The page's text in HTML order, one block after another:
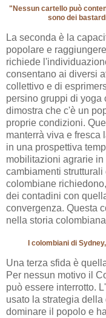
"Nessun cartello può
sono dei
La seconda è la
popolare e
richiede
consentano ai diversi
collettivo e di
persino gruppi di yoga
dimostra che c'è un
proprie condizioni.
manterrà viva e fresca
in una prospettiva
mobilitazioni agrarie
cambiamenti
colombiane
dei contadini con
convergenza. Questa
nella storia
I colombiani di
Una terza sfida è
Per nessun motivo il
può essere interrotto.
usato la strategia
dominare il popolo e